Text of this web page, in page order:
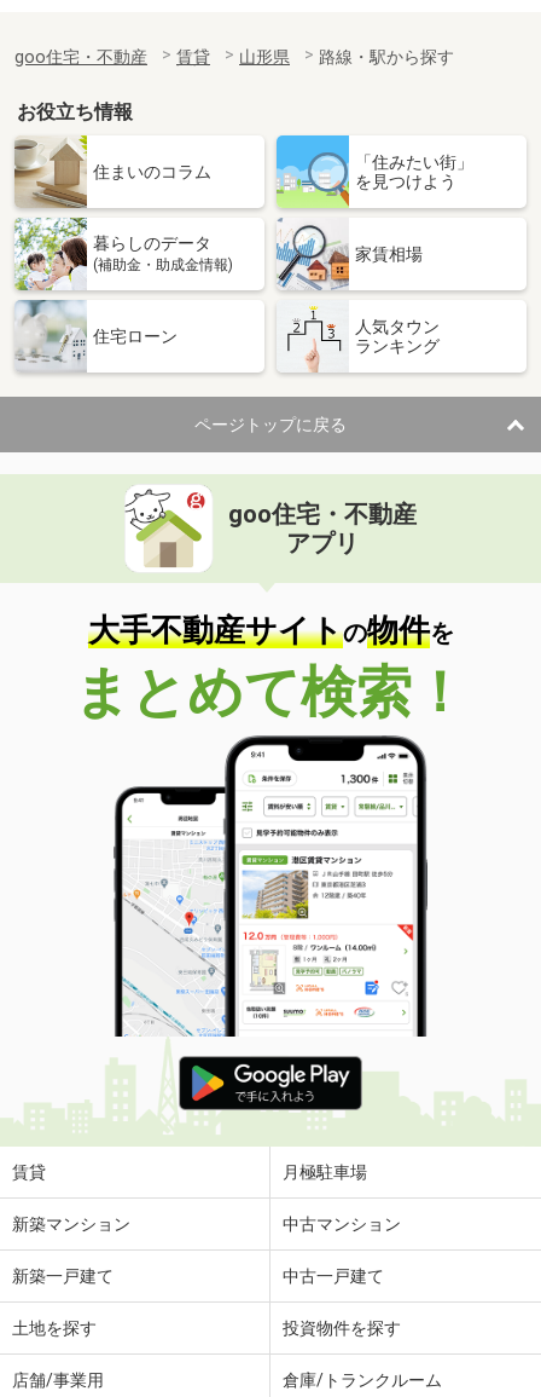
goo住宅・不動産 賃貸 山形県 路線・駅から探す
お役立ち情報
住まいのコラム
「住みたい街」
を見つけよう
暮らしのデータ
(補助金・助成金情報)
家賃相場
住宅ローン
人気タウン
ランキング
ページトップに戻る
goo住宅・不動産
アプリ
大手不動産サイトの物件を
まとめて検索！
賃貸 月極駐車場
新築マンション 中古マンション
新築一戸建て 中古一戸建て
土地を探す 投資物件を探す
店舗/事業用 倉庫/トランクルーム